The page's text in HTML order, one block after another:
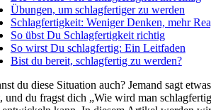
Übungen, um schlagfertiger zu werden
Schlagfertigkeit: Weniger Denken, mehr
So übst Du Schlagfertigkeit richtig
So wirst Du schlagfertig: Ein Leitfaden
Bist du bereit, schlagfertig zu werden?
du diese Situation auch? Jemand sagt
und du fragst dich „Wie wird man